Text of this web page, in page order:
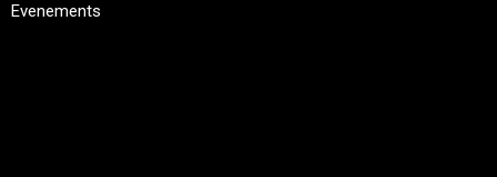
Evenements